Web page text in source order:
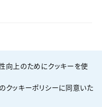
利用規約
向上のためにクッキーを使
クッキーポリシーに同意いた